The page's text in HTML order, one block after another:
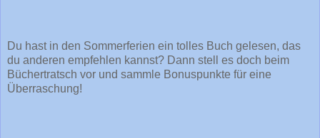
Du hast in den Sommerferien ein tolles Buch gelesen, das
du anderen empfehlen kannst? Dann stell es doch beim
Büchertratsch vor und sammle Bonuspunkte für eine
Überraschung!